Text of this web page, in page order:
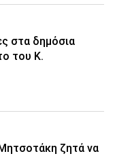
στα δημόσια
του Κ.
ζητά να